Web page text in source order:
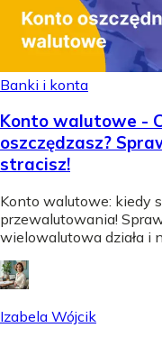
Banki i konta
Konto walutowe -
oszczędzasz?
stracisz!
Konto walutowe: kiedy
przewalutowania!
wielowalutowa działa i
Izabela Wójcik